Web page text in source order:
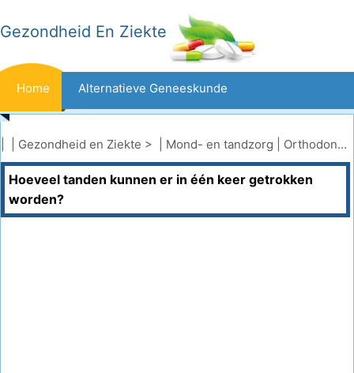
Gezondheid En Ziekte
Home Alternatieve Geneeskunde
Beten En Steken Kanker
Aandoeningen En Behandelingen Mond- En Tandzorg
Gezondheid en Ziekte > | Mond- en tandzorg Orthodontie
Hoeveel tanden kunnen er in één keer getrokken
worden?